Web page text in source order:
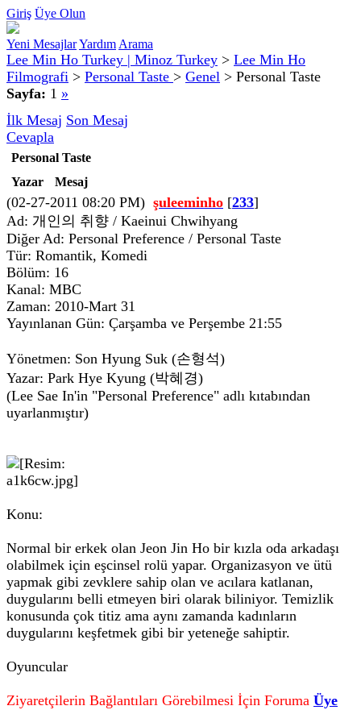
Giriş Üye Olun
Yeni MesajlarYardım Arama
Lee Min Ho Turkey | Minoz Turkey > Lee Min Ho
Filmografi > Personal Taste > Genel > Personal Taste
Sayfa: 1 »
İlk Mesaj Son Mesaj
Cevapla
Personal Taste
Yazar
Mesaj
(02-27-2011 08:20 PM) şuleeminho [233]
Ad: 개인의 취향 / Kaeinui Chwihyang
Diğer Ad: Personal Preference / Personal Taste
Tür: Romantik, Komedi
Bölüm: 16
Kanal: MBC
Zaman: 2010-Mart 31
Yayınlanan Gün: Çarşamba ve Perşembe 21:55
Yönetmen: Son Hyung Suk (손형석)
Yazar: Park Hye Kyung (박혜경)
(Lee Sae In'in "Personal Preference" adlı kıtabından
uyarlanmıştır)
Konu:
Normal bir erkek olan Jeon Jin Ho bir kızla oda arkadaşı
olabilmek için eşcinsel rolü yapar. Organizasyon ve ütü
yapmak gibi zevklere sahip olan ve acılara katlanan,
duygularını belli etmeyen biri olarak biliniyor. Temizlik
konusunda çok titiz ama aynı zamanda kadınların
duygularını keşfetmek gibi bir yeteneğe sahiptir.
Oyuncular
Ziyaretçilerin Bağlantıları Görebilmesi İçin Foruma Üye